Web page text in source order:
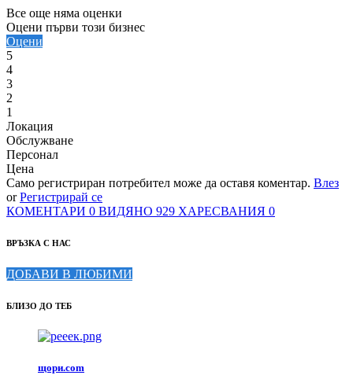
Все още няма оценки
Оцени първи този бизнес
Оцени
5
4
3
2
1
Локация
Обслужване
Персонал
Цена
Само регистриран потребител може да оставя коментар. Влез
orРегистрирай се
КОМЕНТАРИ 0 ВИДЯНО 929 ХАРЕСВАНИЯ 0
ВРЪЗКА С НАС
ДОБАВИ В ЛЮБИМИ
БЛИЗО ДО ТЕБ
щори.com